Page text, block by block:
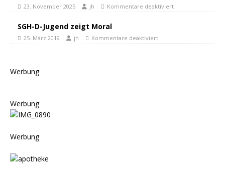
23. November 2025 jh Kommentare deaktiviert
SGH-D-Jugend zeigt Moral
25. März 2019 jh Kommentare deaktiviert
Werbung
Werbung
Werbung